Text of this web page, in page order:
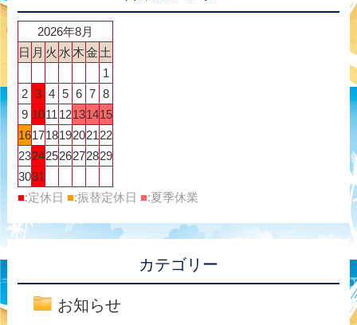
2026年8月
日 月 火 水 木金 土
1
2 3 4 5 6 7 8
9 1011 12131415
16171819202122
23242526272829
3031
■:定休日 ■:振替定休日 ■:夏季休業
カテゴリー
お知らせ